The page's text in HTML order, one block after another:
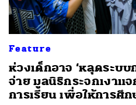
Feature
ห่วงเด็กอาจ ‘หลุดระบบ
จ่าย มูลนิธิกระจกเงาแ
การเรียน เพื่อให้การศึ